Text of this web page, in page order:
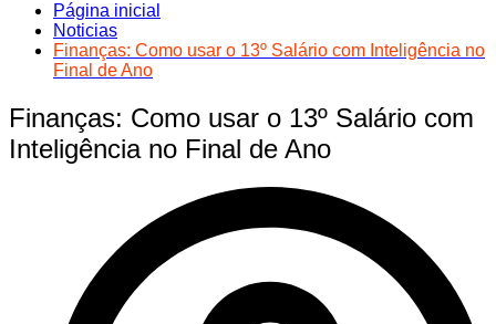
Página inicial
Noticias
Finanças: Como usar o 13º Salário com Inteligência no
Final de Ano
Finanças: Como usar o 13º Salário com
Inteligência no Final de Ano